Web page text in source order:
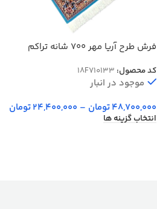
فرش طرح آریا مهر 700 شانه تراکم
کد محصول: 18F710133
موجود در انبار
48,700,000تومان –
24,400,000تومان
انتخاب گزینه ها